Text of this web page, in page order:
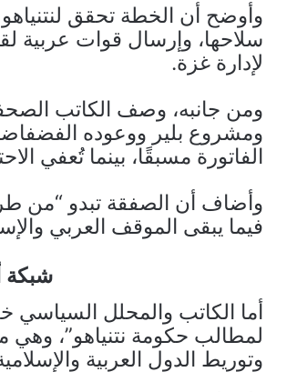
وأوضح أن الخطة تحقق
سلاحها، وإرسال قوات عربية
لإدارة غزة.
ومن جانبه، وصف الكاتب
ومشروع بلير ووعوده
الفاتورة مسبقًا، بينما تُعفي
وأضاف أن الصفقة تبدو “من
فيما يبقى الموقف العربي
شبكة
أما الكاتب والمحلل السياسي
لمطالب حكومة نتنياهو”، وهي
وتوريط الدول العربية